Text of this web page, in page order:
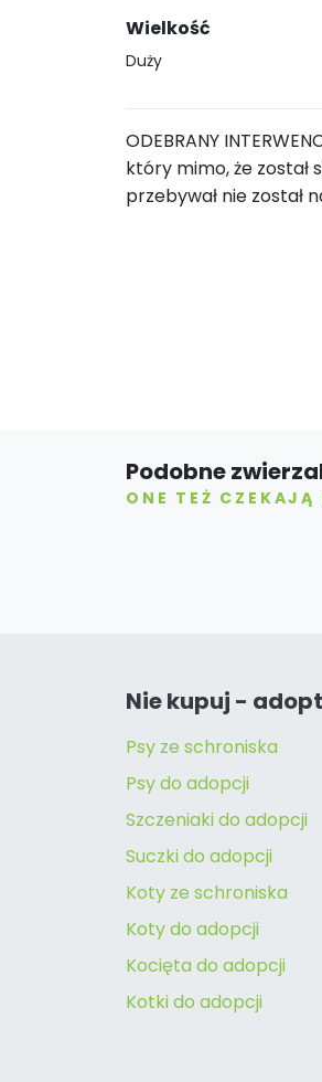
Wielkość
Duży
ODEBRANY
który mimo, że został
przebywał nie został
Podobne
ONE TEŻ
Nie kupuj -
Psy ze schroniska
Psy do adopcji
Szczeniaki do adopcji
Suczki do adopcji
Koty ze schroniska
Koty do adopcji
Kocięta do adopcji
Kotki do adopcji